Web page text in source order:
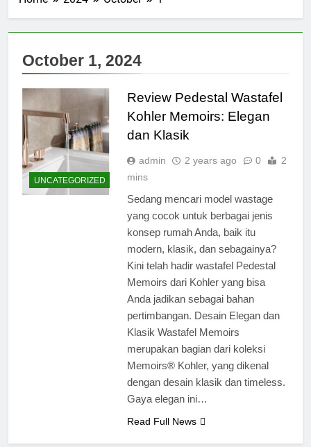
October 1, 2024
UNCATEGORIZED
Review Pedestal Wastafel
Kohler Memoirs: Elegan
dan Klasik
admin 2 years ago 0
2
mins
Sedang mencari model wastage
yang cocok untuk berbagai jenis
konsep rumah Anda, baik itu
modern, klasik, dan sebagainya?
Kini telah hadir wastafel Pedestal
Memoirs dari Kohler yang bisa
Anda jadikan sebagai bahan
pertimbangan. Desain Elegan dan
Klasik Wastafel Memoirs
merupakan bagian dari koleksi
Memoirs® Kohler, yang dikenal
dengan desain klasik dan timeless.
Gaya elegan ini…
Read Full News